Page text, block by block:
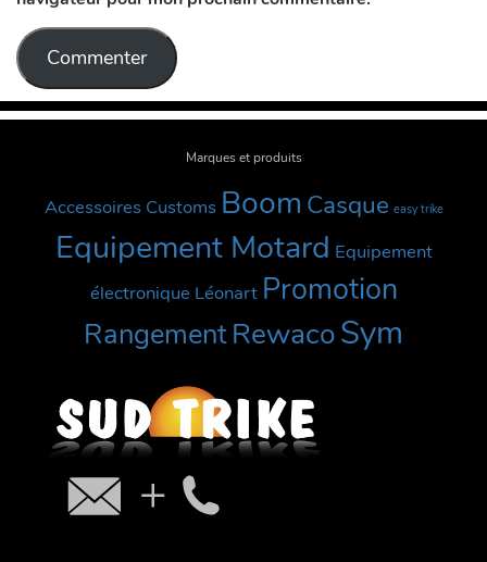
Marques et produits
Accessoires Customs Boom Casque easy trike
Equipement Motard Equipement
électronique Léonart Promotion
RangementRewacoSym